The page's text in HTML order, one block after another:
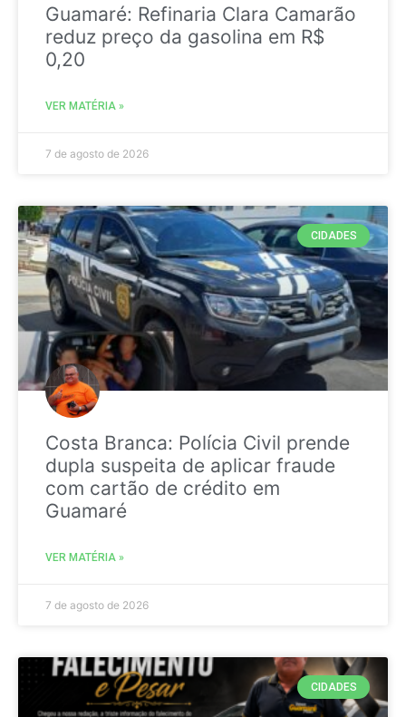
Guamaré: Refinaria Clara Camarão
reduz preço da gasolina em R$
0,20
VER MATÉRIA »
7 de agosto de 2026
CIDADES
Costa Branca: Polícia Civil prende
dupla suspeita de aplicar fraude
com cartão de crédito em
Guamaré
VER MATÉRIA »
7 de agosto de 2026
CIDADES